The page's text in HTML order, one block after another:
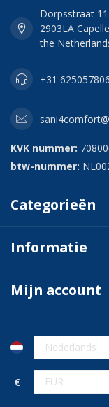
Dorpsstraat
2903LA
the
+31 625057806
KVK nummer:
btw-nummer:
Categorieën
Informatie
Mijn account
€